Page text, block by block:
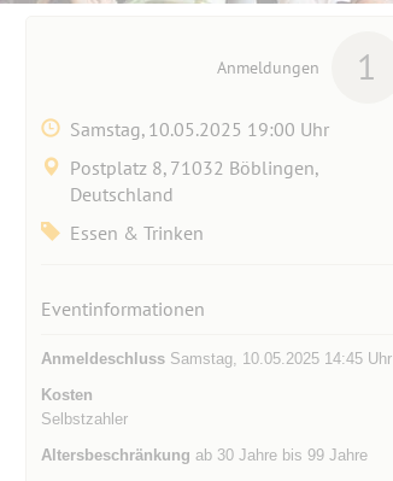
Anmeldungen 1
Samstag, 10.05.2025 19:00 Uhr
Postplatz 8, 71032 Böblingen,
Deutschland
Essen & Trinken
Eventinformationen
AnmeldeschlussSamstag, 10.05.2025 14:45 Uhr
Kosten
Selbstzahler
Altersbeschränkung ab 30 Jahre bis 99 Jahre